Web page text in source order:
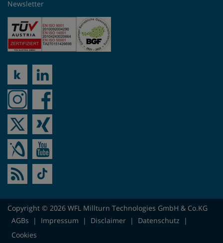
Newsletter
Copyright © 2026 WFL Millturn Technologies GmbH & Co.KG
AGBs
| Impressum | Disclaimer | Datenschutz
|
Cookies